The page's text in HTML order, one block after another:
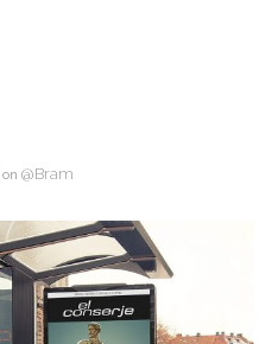
on @Bram